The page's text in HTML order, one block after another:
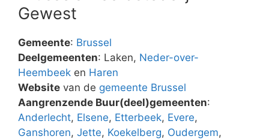
Gewest
Gemeente: Brussel
Deelgemeenten: Laken, Neder-over-
Heembeek en Haren
Website van de gemeente Brussel
Aangrenzende Buur(deel)gemeenten:
Anderlecht, Elsene, Etterbeek, Evere,
Ganshoren, Jette, Koekelberg, Oudergem,